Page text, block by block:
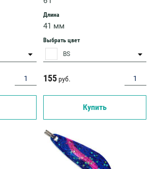
Длина
41 мм
Выбрать цвет
BS
155 руб.
Купить